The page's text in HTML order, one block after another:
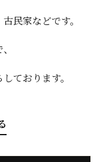
民家などです。
ております。